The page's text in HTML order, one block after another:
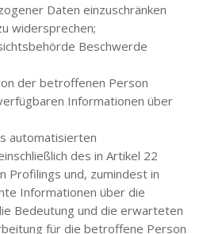
Daten einzuschränken
widersprechen;
Beschwerde
der betroffenen Person
Informationen über
automatisierten
des in Artikel 22
Profilings und, zumindest in
Informationen über die
Bedeutung und die erwarteten
für die betroffene Person